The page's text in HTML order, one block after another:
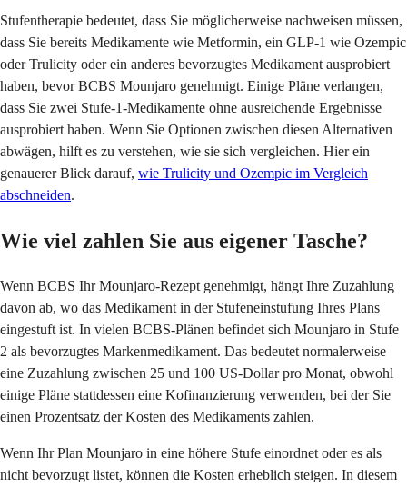
Stufentherapie bedeutet, dass Sie möglicherweise nachweisen müssen,
dass Sie bereits Medikamente wie Metformin, ein GLP-1 wie Ozempic
oder Trulicity oder ein anderes bevorzugtes Medikament ausprobiert
haben, bevor BCBS Mounjaro genehmigt. Einige Pläne verlangen,
dass Sie zwei Stufe-1-Medikamente ohne ausreichende Ergebnisse
ausprobiert haben. Wenn Sie Optionen zwischen diesen Alternativen
abwägen, hilft es zu verstehen, wie sie sich vergleichen. Hier ein
genauerer Blick darauf, wie Trulicity und Ozempic im Vergleich
abschneiden.
Wie viel zahlen Sie aus eigener Tasche?
Wenn BCBS Ihr Mounjaro-Rezept genehmigt, hängt Ihre Zuzahlung
davon ab, wo das Medikament in der Stufeneinstufung Ihres Plans
eingestuft ist. In vielen BCBS-Plänen befindet sich Mounjaro in Stufe
2 als bevorzugtes Markenmedikament. Das bedeutet normalerweise
eine Zuzahlung zwischen 25 und 100 US-Dollar pro Monat, obwohl
einige Pläne stattdessen eine Kofinanzierung verwenden, bei der Sie
einen Prozentsatz der Kosten des Medikaments zahlen.
Wenn Ihr Plan Mounjaro in eine höhere Stufe einordnet oder es als
nicht bevorzugt listet, können die Kosten erheblich steigen. In diesem